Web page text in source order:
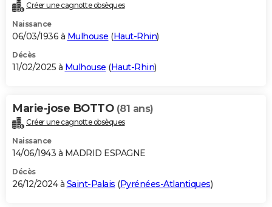
Créer une cagnotte obsèques
Naissance
06/03/1936 à Mulhouse (Haut-Rhin)
Décès
11/02/2025 à Mulhouse (Haut-Rhin)
Marie-jose BOTTO (81 ans)
Créer une cagnotte obsèques
Naissance
14/06/1943 à MADRID ESPAGNE
Décès
26/12/2024 à Saint-Palais (Pyrénées-Atlantiques)